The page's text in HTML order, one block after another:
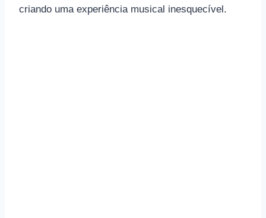
criando uma experiência musical inesquecível.